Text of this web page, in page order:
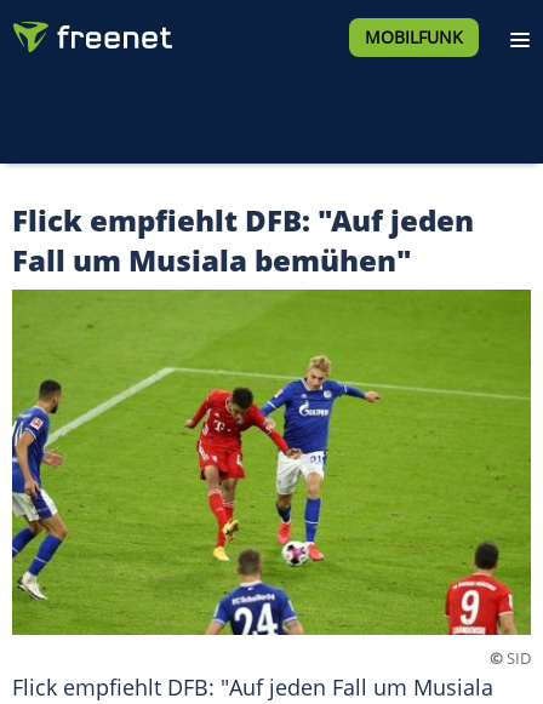
MOBILFUNK
Flick empfiehlt DFB: "Auf jeden
Fall um Musiala bemühen"
©SID
Flick empfiehlt DFB: "Auf jeden Fall um Musiala